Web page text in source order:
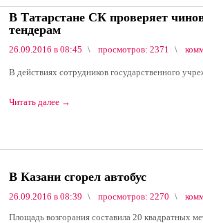
В Татарстане СК проверяет
тендерам
26.09.2016 в 08:45 просмотров: 2371
В действиях сотрудников государственного
Читать далее →
В Казани сгорел автобус
26.09.2016 в 08:39 просмотров: 2270
Площадь возгорания составила 20 квадратных